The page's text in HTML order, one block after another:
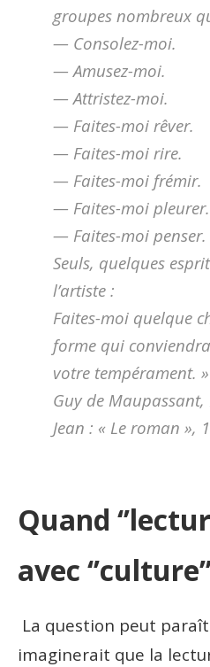
groupes nombreux
— Consolez-moi.
— Amusez-moi.
— Attristez-moi.
— Faites-moi rêver.
— Faites-moi rire.
— Faites-moi frémir.
— Faites-moi pleurer.
— Faites-moi penser.
Seuls, quelques
l’artiste :
Faites-moi quelque
forme qui
votre tempérament. »
Guy de Maupassant,
Jean : « Le roman »,
Quand
avec
La question peut
imaginerait que la